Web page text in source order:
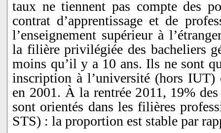
taux ne tiennent pas compte des
contrat d’apprentissage et de
l’enseignement supérieur à
la filière privilégiée des bacheliers
moins qu’il y a 10 ans. Ils ne sont
inscription à l’université (hors IUT)
en 2001. À la rentrée 2011, 19%
sont orientés dans les filières
STS) : la proportion est stable par